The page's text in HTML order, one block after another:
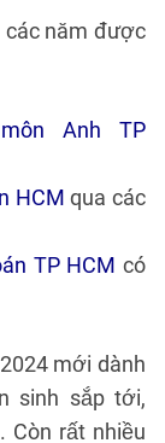
năm được
Anh TP
HCM qua các
TP HCM có
mới dành
sinh sắp tới,
Còn rất nhiều